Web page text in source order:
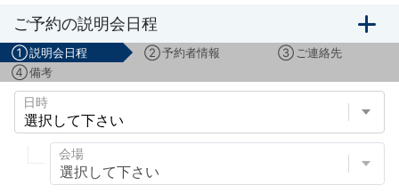
ご予約の説明会日程
①説明会日程 ②予約者情報 ③ ご連絡先
④備考
日時
会場